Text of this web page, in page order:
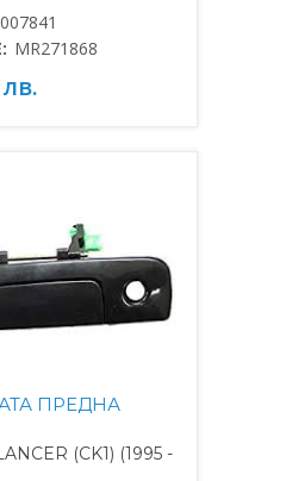
MR271868
ПРЕДНА
(CK1) (1995 -